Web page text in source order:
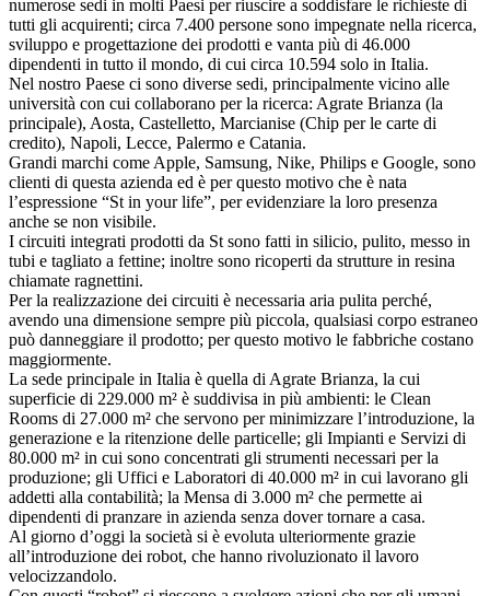
numerose sedi in molti Paesi per riuscire a soddisfare le richieste di
tutti gli acquirenti; circa 7.400 persone sono impegnate nella ricerca,
sviluppo e progettazione dei prodotti e vanta più di 46.000
dipendenti in tutto il mondo, di cui circa 10.594 solo in Italia.
Nel nostro Paese ci sono diverse sedi, principalmente vicino alle
università con cui collaborano per la ricerca: Agrate Brianza (la
principale), Aosta, Castelletto, Marcianise (Chip per le carte di
credito), Napoli, Lecce, Palermo e Catania.
Grandi marchi come Apple, Samsung, Nike, Philips e Google, sono
clienti di questa azienda ed è per questo motivo che è nata
l’espressione “St in your life”, per evidenziare la loro presenza
anche se non visibile.
I circuiti integrati prodotti da St sono fatti in silicio, pulito, messo in
tubi e tagliato a fettine; inoltre sono ricoperti da strutture in resina
chiamate ragnettini.
Per la realizzazione dei circuiti è necessaria aria pulita perché,
avendo una dimensione sempre più piccola, qualsiasi corpo estraneo
può danneggiare il prodotto; per questo motivo le fabbriche costano
maggiormente.
La sede principale in Italia è quella di Agrate Brianza, la cui
superficie di 229.000 m² è suddivisa in più ambienti: le Clean
Rooms di 27.000 m² che servono per minimizzare l’introduzione, la
generazione e la ritenzione delle particelle; gli Impianti e Servizi di
80.000 m² in cui sono concentrati gli strumenti necessari per la
produzione; gli Uffici e Laboratori di 40.000 m² in cui lavorano gli
addetti alla contabilità; la Mensa di 3.000 m² che permette ai
dipendenti di pranzare in azienda senza dover tornare a casa.
Al giorno d’oggi la società si è evoluta ulteriormente grazie
all’introduzione dei robot, che hanno rivoluzionato il lavoro
velocizzandolo.